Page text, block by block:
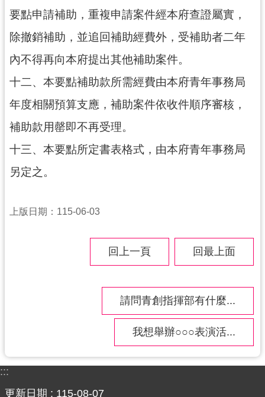
要點申請補助，重複申請案件經本府查證屬實，
除撤銷補助，並追回補助經費外，受補助者二年
內不得再向本府提出其他補助案件。
十二、本要點補助款所需經費由本府青年事務局
年度相關預算支應，補助案件依收件順序審核，
補助款用罄即不再受理。
十三、本要點所定書表格式，由本府青年事務局
另定之。
上版日期：115-06-03
回上一頁 回最上面
請問青創指揮部有什麼...
我想舉辦○○○表演活...
:::
更新日期
115-08-07